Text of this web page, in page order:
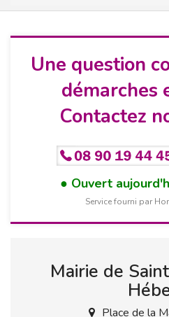
Une question
démarches
Contactez
Ouvert
Service fourni par
Mairie de
Place de la